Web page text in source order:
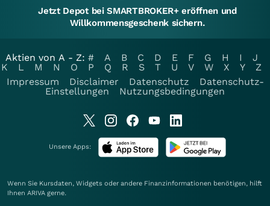
Jetzt Depot bei SMARTBROKER+ eröffnen und
Willkommensgeschenk sichern.
Aktien von A - Z: # A B C D E F G H I
J
K
L M N O P Q R S T U V W X Y
Z
Impressum
Disclaimer Datenschutz
Datenschutz-
Einstellungen
Nutzungsbedingungen
Unsere Apps:
Wenn Sie Kursdaten, Widgets oder andere Finanzinformationen benötigen, hilft
Ihnen ARIVA gerne.